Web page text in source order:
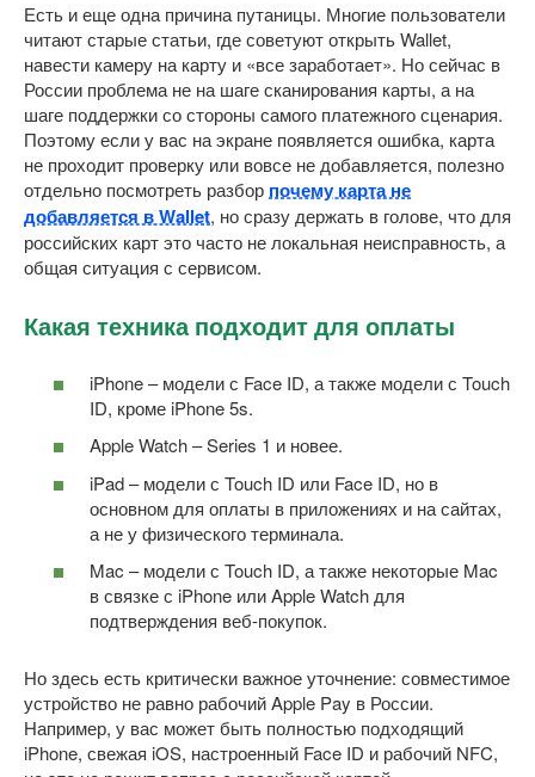
Есть и еще одна причина путаницы. Многие пользователи
читают старые статьи, где советуют открыть Wallet,
навести камеру на карту и «все заработает». Но сейчас в
России проблема не на шаге сканирования карты, а на
шаге поддержки со стороны самого платежного сценария.
Поэтому если у вас на экране появляется ошибка, карта
не проходит проверку или вовсе не добавляется, полезно
отдельно посмотреть разбор почему карта не
добавляется в Wallet, но сразу держать в голове, что для
российских карт это часто не локальная неисправность, а
общая ситуация с сервисом.
Какая техника подходит для оплаты
iPhone – модели с Face ID, а также модели с Touch
ID, кроме iPhone 5s.
Apple Watch – Series 1 и новее.
iPad – модели с Touch ID или Face ID, но в
основном для оплаты в приложениях и на сайтах,
а не у физического терминала.
Mac – модели с Touch ID, а также некоторые Mac
в связке с iPhone или Apple Watch для
подтверждения веб-покупок.
Но здесь есть критически важное уточнение: совместимое
устройство не равно рабочий Apple Pay в России.
Например, у вас может быть полностью подходящий
iPhone, свежая iOS, настроенный Face ID и рабочий NFC,